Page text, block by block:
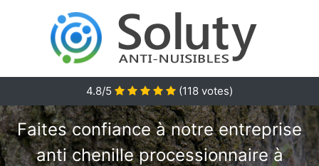
4.8/5 (118 votes)
Faites confiance à notre entreprise
anti chenille processionnaire à